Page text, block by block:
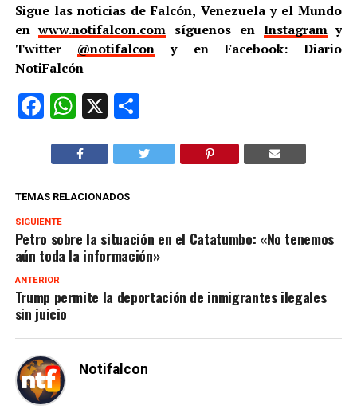
Sigue las noticias de Falcón, Venezuela y el Mundo
enwww.notifalcon.com síguenos en Instagramy
Twitter @notifalcon y en Facebook: Diario
NotiFalcón
Facebook
WhatsApp
X Compartir
TEMAS RELACIONADOS
SIGUIENTE
Petro sobre la situación en el Catatumbo: «No tenemos
aún toda la información»
ANTERIOR
Trump permite la deportación de inmigrantes ilegales
sin juicio
Notifalcon